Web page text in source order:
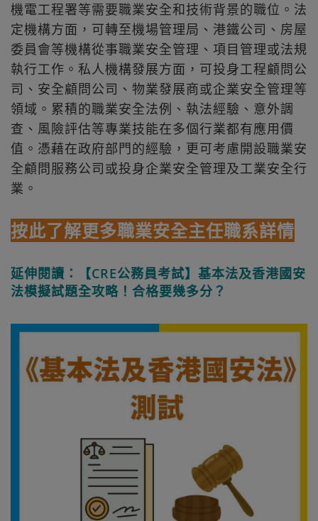
機電工程署等需要職業安全和技術背景的職位。法
定機構方面，可轉至機場管理局、港鐵公司、房屋
委員會等機構從事職業安全管理、項目管理或法規
執行工作。私人機構發展方面，可投身工程顧問公
司、安全顧問公司、物業發展商或企業安全管理等
領域。累積的職業安全法例、執法經驗、意外調
查、風險評估等專業技能在多個行業都有應用價
值。憑藉在政府部門的經驗，更可考慮開設職業安
全顧問服務公司或投身企業安全管理及工業安全行
業。
按此了解更多職業安全主任職系詳情
延伸閱讀：【CRE公務員考試】基本法及香港國安
法模擬試題全攻略！合格要幾多分？